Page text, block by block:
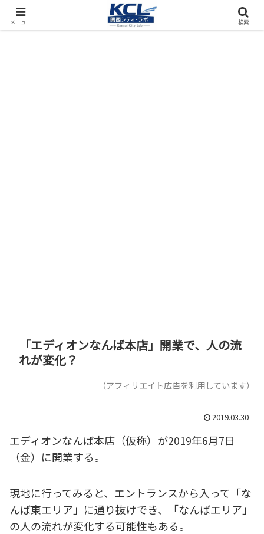
都市再開発をフィールド調査（累計アクセス数4000万PV）
「エディオンなんば本店」開業で、人の流
れが変化？
（アフィリエイト広告を利用しています）
2019.03.30
エディオンなんば本店（仮称）が2019年6月7日
（金）に開業する。
現地に行ってみると、エントランスから入って「な
んば東エリア」に通り抜けでき、「なんばエリア」
の人の流れが変化する可能性もある。
メニュー 検索